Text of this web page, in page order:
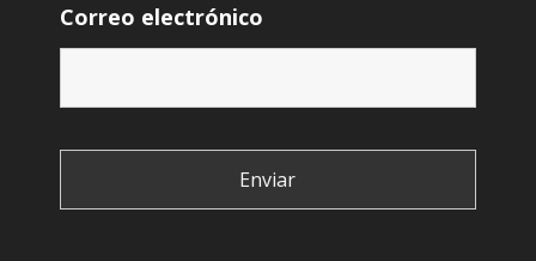
Correo electrónico